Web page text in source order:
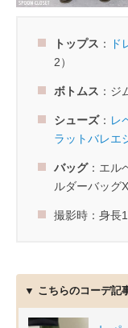
トップス ： ド
2）
ボトムス ：ジ
シューズ： レ
ラットバレエ
バッグ：エル
ルダーバッグ
撮影時：身長
▼ こちらのコーデ記